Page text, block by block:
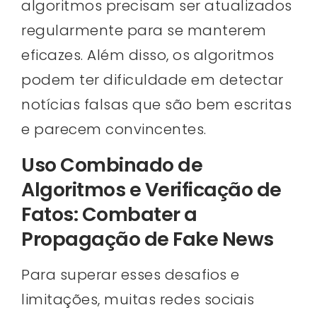
algoritmos precisam ser atualizados
regularmente para se manterem
eficazes. Além disso, os algoritmos
podem ter dificuldade em detectar
notícias falsas que são bem escritas
e parecem convincentes.
Uso Combinado de
Algoritmos e Verificação de
Fatos: Combater a
Propagação de Fake News
Para superar esses desafios e
limitações, muitas redes sociais